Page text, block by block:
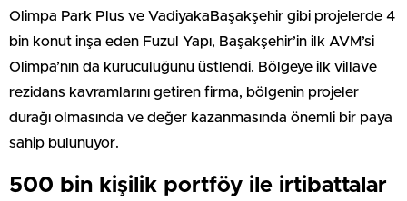
Olimpa Park Plus ve VadiyakaBaşakşehir gibi projelerde 4
bin konut inşa eden Fuzul Yapı, Başakşehir’in ilk AVM’si
Olimpa’nın da kuruculuğunu üstlendi. Bölgeye ilk villave
rezidans kavramlarını getiren firma, bölgenin projeler
durağı olmasında ve değer kazanmasında önemli bir paya
sahip bulunuyor.
500 bin kişilik portföy ile irtibattalar